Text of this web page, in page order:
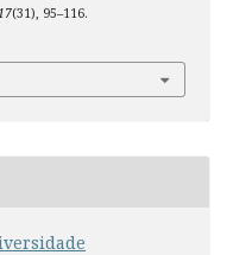
(31), 95–116.